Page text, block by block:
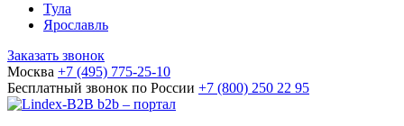
Тула
Ярославль
Заказать звонок
Москва +7 (495) 775-25-10
Бесплатный звонок по России +7 (800) 250 22 95
b2b – портал